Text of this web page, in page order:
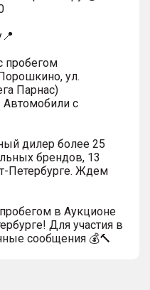
пробегом
ул.
Парнас)
Автомобили с
дилер более 25
брендов, 13
Петербурге. Ждем
в Аукционе
Для участия в
сообщения 💰🔨